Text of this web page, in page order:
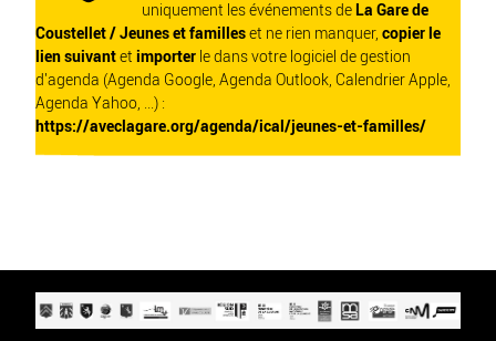
uniquement les événements de La Gare de
Coustellet / Jeunes et familleset ne rien manquer, copier le
lien suivantet importer le dans votre logiciel de gestion
d'agenda (Agenda Google, Agenda Outlook, Calendrier Apple,
Agenda Yahoo, ...) :
https://aveclagare.org/agenda/ical/jeunes-et-familles/